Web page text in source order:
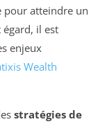
pour atteindre un
il est
enjeux
Wealth
stratégies de